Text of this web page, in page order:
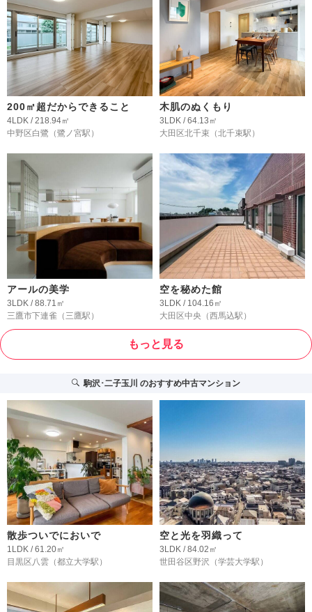
200㎡超だからできること
4LDK / 218.94㎡
中野区白鷺 （鷺ノ宮駅）
木肌のぬくもり
3LDK / 64.13㎡
大田区北千束 （北千束駅）
アールの美学
3LDK / 88.71㎡
三鷹市下連雀 （三鷹駅）
空を秘めた館
3LDK / 104.16㎡
大田区中央 （西馬込駅）
もっと見る
駒沢･二子玉川 のおすすめ中古マンション
散歩ついでにおいで
1LDK / 61.20㎡
目黒区八雲 （都立大学駅）
空と光を羽織って
3LDK / 84.02㎡
世田谷区野沢 （学芸大学駅）